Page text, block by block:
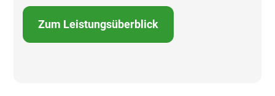
Zum Leistungsüberblick